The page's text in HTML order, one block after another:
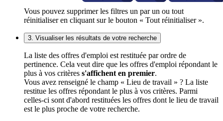
Vous pouvez supprimer les filtres un par un ou tout
réinitialiser en cliquant sur le bouton « Tout réinitialiser ».
3. Visualiser les résultats de votre recherche
La liste des offres d'emploi est restituée par ordre de
pertinence. Cela veut dire que les offres d'emploi répondant le
plus à vos critères s'affichent en premier.
Vous avez renseigné le champ « Lieu de travail » ? La liste
restitue les offres répondant le plus à vos critères. Parmi
celles-ci sont d'abord restituées les offres dont le lieu de travail
est le plus proche de votre recherche.